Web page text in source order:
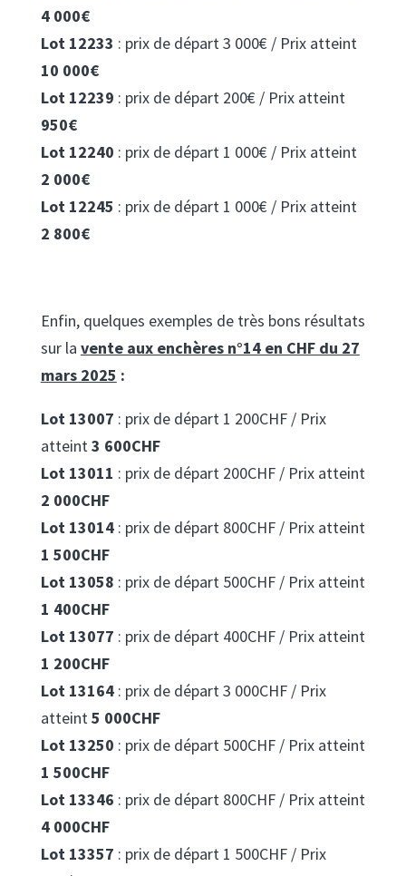
4 000€
Lot 12233 : prix de départ 3 000€ / Prix atteint
10 000€
Lot 12239 : prix de départ 200€ / Prix atteint
950€
Lot 12240 : prix de départ 1 000€ / Prix atteint
2 000€
Lot 12245 : prix de départ 1 000€ / Prix atteint
2 800€
Enfin, quelques exemples de très bons résultats
sur la vente aux enchères n°14 en CHF du 27
mars 2025 :
Lot 13007 : prix de départ 1 200CHF / Prix
atteint 3 600CHF
Lot 13011 : prix de départ 200CHF / Prix atteint
2 000CHF
Lot 13014: prix de départ 800CHF / Prix atteint
1 500CHF
Lot 13058 : prix de départ 500CHF / Prix atteint
1 400CHF
Lot 13077 : prix de départ 400CHF / Prix atteint
1 200CHF
Lot 13164: prix de départ 3 000CHF / Prix
atteint 5 000CHF
Lot 13250 : prix de départ 500CHF / Prix atteint
1 500CHF
Lot 13346 : prix de départ 800CHF / Prix atteint
4 000CHF
Lot 13357 : prix de départ 1 500CHF / Prix